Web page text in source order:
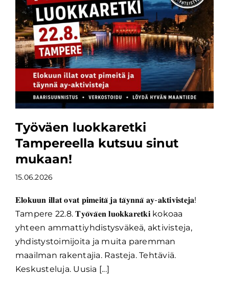
Työväen luokkaretki
Tampereella kutsuu sinut
mukaan!
15.06.2026
𝐄𝐥𝐨𝐤𝐮𝐮𝐧 𝐢𝐥𝐥𝐚𝐭 𝐨𝐯𝐚𝐭 𝐩𝐢𝐦𝐞𝐢𝐭𝐚̈ 𝐣𝐚 𝐭𝐚̈𝐲𝐧𝐧𝐚̈ 𝐚𝐲-𝐚𝐤𝐭𝐢𝐯𝐢𝐬𝐭𝐞𝐣𝐚!
Tampere 22.8. 𝐓𝐲𝐨̈𝐯𝐚̈𝐞𝐧 𝐥𝐮𝐨𝐤𝐤𝐚𝐫𝐞𝐭𝐤𝐢 kokoaa
yhteen ammattiyhdistysväkeä, aktivisteja,
yhdistystoimijoita ja muita paremman
maailman rakentajia. Rasteja. Tehtäviä.
Keskusteluja. Uusia [...]